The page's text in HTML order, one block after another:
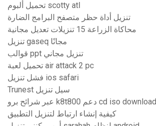
تحميل ألبوم scotty atl
تنزيل أداة حظر متصفح البرامج الضارة
محاكاة الزراعة 15 تنزيلات تعديل مجانية
تنزيل gaseq مجانًا
قوالب ppt تنزيل مجاني
تحميل لعبة air attack 2 pc
فشل تنزيل ios safari
Trunest سيل تنزيل
عبر شرائح برو k8t800 دعم cd iso download
كيفية إنشاء ارتباط لتنزيل التطبيق